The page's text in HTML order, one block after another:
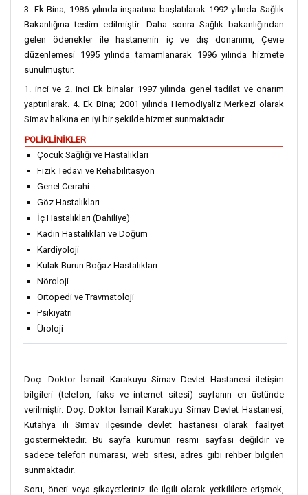
3. Ek Bina; 1986 yılında inşaatına başlatılarak 1992 yılında Sağlık
Bakanlığına teslim edilmiştir. Daha sonra Sağlık bakanlığından
gelen ödenekler ile hastanenin iç ve dış donanımı, Çevre
düzenlemesi 1995 yılında tamamlanarak 1996 yılında hizmete
sunulmuştur.
1. inci ve 2. inci Ek binalar 1997 yılında genel tadilat ve onarım
yaptırılarak. 4. Ek Bina; 2001 yılında Hemodiyaliz Merkezi olarak
Simav halkına en iyi bir şekilde hizmet sunmaktadır.
POLİKLİNİKLER
Çocuk Sağlığı ve Hastalıkları
Fizik Tedavi ve Rehabilitasyon
Genel Cerrahi
Göz Hastalıkları
İç Hastalıkları (Dahiliye)
Kadın Hastalıkları ve Doğum
Kardiyoloji
Kulak Burun Boğaz Hastalıkları
Nöroloji
Ortopedi ve Travmatoloji
Psikiyatri
Üroloji
Doç. Doktor İsmail Karakuyu Simav Devlet Hastanesi iletişim
bilgileri (telefon, faks ve internet sitesi) sayfanın en üstünde
verilmiştir. Doç. Doktor İsmail Karakuyu Simav Devlet Hastanesi,
Kütahya ili Simav ilçesinde devlet hastanesi olarak faaliyet
göstermektedir. Bu sayfa kurumun resmi sayfası değildir ve
sadece telefon numarası, web sitesi, adres gibi rehber bilgileri
sunmaktadır.
Soru, öneri veya şikayetleriniz ile ilgili olarak yetkililere erişmek,